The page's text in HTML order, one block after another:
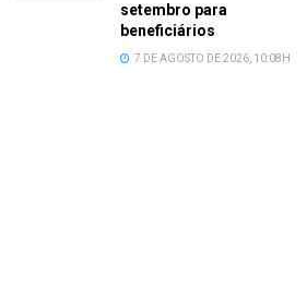
setembro para
beneficiários
7 DE AGOSTO DE 2026, 10:08H